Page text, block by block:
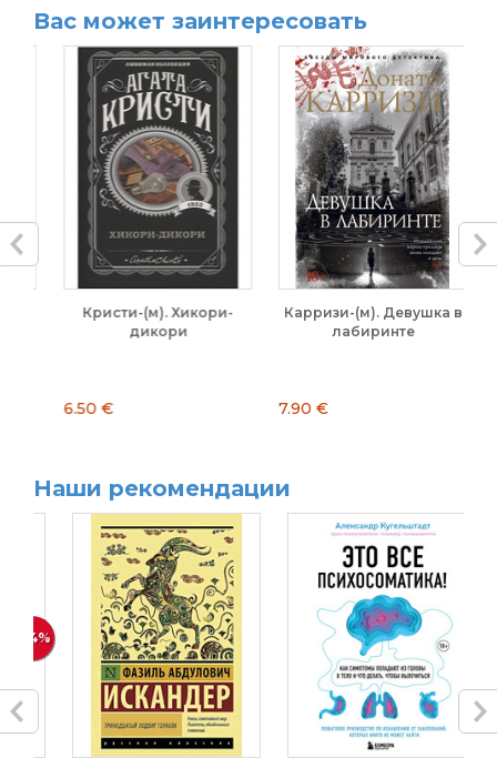
Вас может заинтересовать
Кристи-(м). Хикори-
дикори
6.50 €
Карризи-(м). Девушка в
лабиринте
7.90 €
Наши рекомендации